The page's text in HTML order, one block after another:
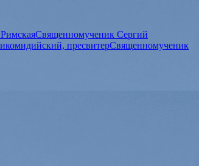
Священномученик Сергий
пресвитерСвященномученик